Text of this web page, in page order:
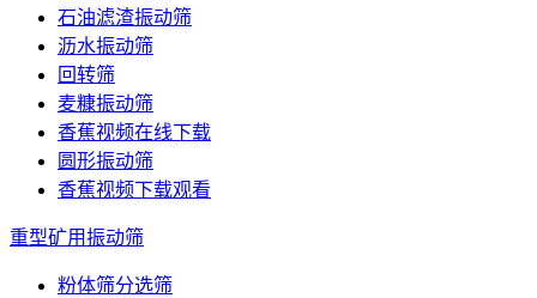
石油滤渣振动筛
沥水振动筛
回转筛
麦糠振动筛
香蕉视频在线下载
圆形振动筛
香蕉视频下载观看
重型矿用振动筛
粉体筛分选筛